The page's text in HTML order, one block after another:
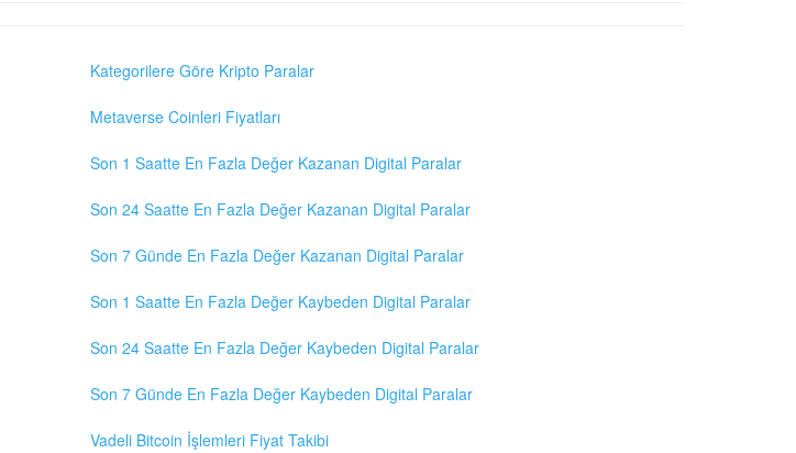
Kategorilere Göre Kripto Paralar
Metaverse Coinleri Fiyatları
Son 1 Saatte En Fazla Değer Kazanan Digital Paralar
Son 24 Saatte En Fazla Değer Kazanan Digital Paralar
Son 7 Günde En Fazla Değer Kazanan Digital Paralar
Son 1 Saatte En Fazla Değer Kaybeden Digital Paralar
Son 24 Saatte En Fazla Değer Kaybeden Digital Paralar
Son 7 Günde En Fazla Değer Kaybeden Digital Paralar
Vadeli Bitcoin İşlemleri Fiyat Takibi